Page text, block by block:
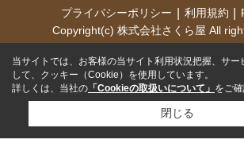
プライバシーポリシー 利用規約
Copyright(c) 株式会社さくら屋 All
当サイトでは、お客様の当サイト利用状況把握、サー
して、クッキー（Cookie）を使用しています。
詳しくは、当社の 「Cookieの取扱いについて」 をご確
閉じる